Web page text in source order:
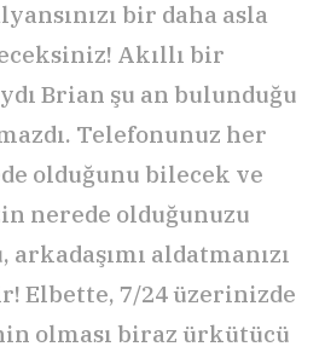
bir daha asla
Akıllı bir
Brian şu an bulunduğu
Telefonunuz her
olduğunu bilecek ve
nerede olduğunuzu
arkadaşımı aldatmanızı
Elbette, 7/24 üzerinizde
olması biraz ürkütücü